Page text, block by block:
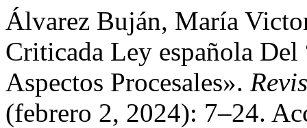
Álvarez Buján, María
Criticada Ley española
Aspectos Procesales».
(febrero 2, 2024): 7–24.